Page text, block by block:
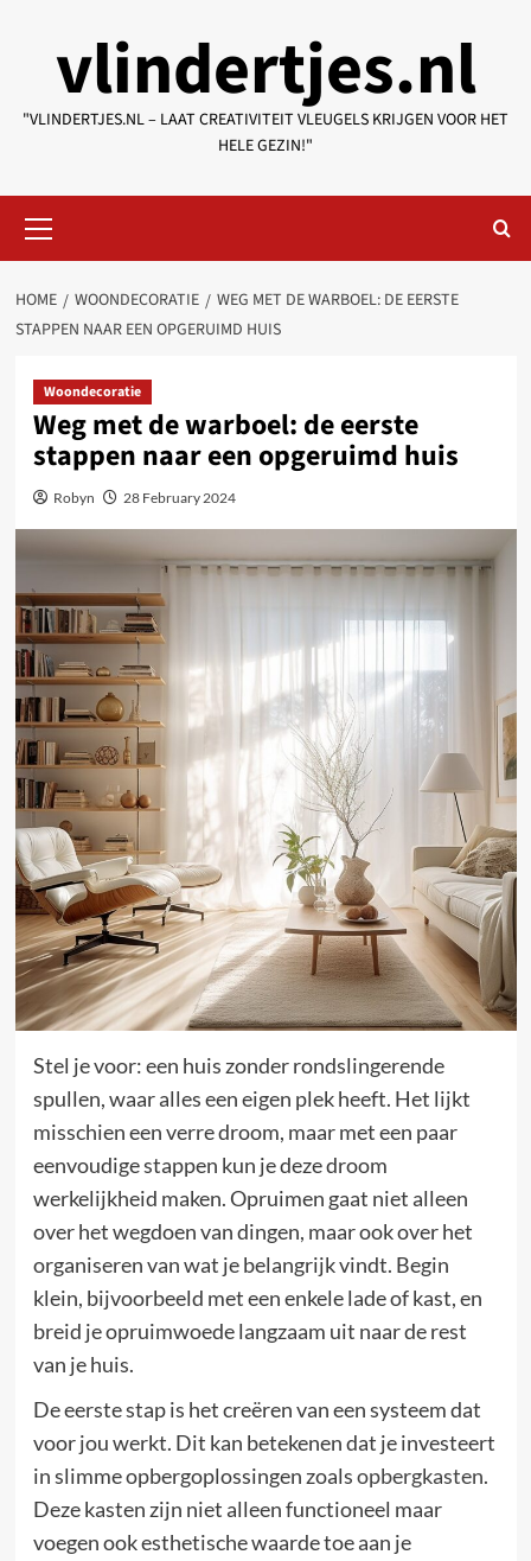
contentvlindertjes.nl
"VLINDERTJES.NL – LAAT CREATIVITEIT VLEUGELS KRIJGEN VOOR HET
HELE GEZIN!"
Menu
HOME WOONDECORATIE
WEG MET DE WARBOEL: DE EERSTE
STAPPEN NAAR EEN OPGERUIMD HUIS
Woondecoratie
Weg met de warboel: de eerste
stappen naar een opgeruimd huis
Robyn 28 February 2024
Stel je voor: een huis zonder rondslingerende
spullen, waar alles een eigen plek heeft. Het lijkt
misschien een verre droom, maar met een paar
eenvoudige stappen kun je deze droom
werkelijkheid maken. Opruimen gaat niet alleen
over het wegdoen van dingen, maar ook over het
organiseren van wat je belangrijk vindt. Begin
klein, bijvoorbeeld met een enkele lade of kast, en
breid je opruimwoede langzaam uit naar de rest
van je huis.
De eerste stap is het creëren van een systeem dat
voor jou werkt. Dit kan betekenen dat je investeert
in slimme opbergoplossingen zoalsopbergkasten.
Deze kasten zijn niet alleen functioneel maar
voegen ook esthetische waarde toe aan je